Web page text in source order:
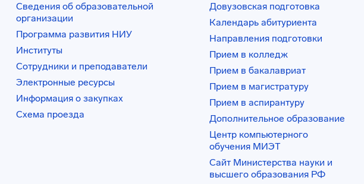
Сведения об образовательной
организации
Программа развития НИУ
Институты
Сотрудники и преподаватели
Электронные ресурсы
Информация о закупках
Схема проезда
Довузовская подготовка
Календарь абитуриента
Направления подготовки
Прием в колледж
Прием в бакалавриат
Прием в магистратуру
Прием в аспирантуру
Дополнительное образование
Центр компьютерного
обучения МИЭТ
Сайт Министерства науки и
высшего образования РФ